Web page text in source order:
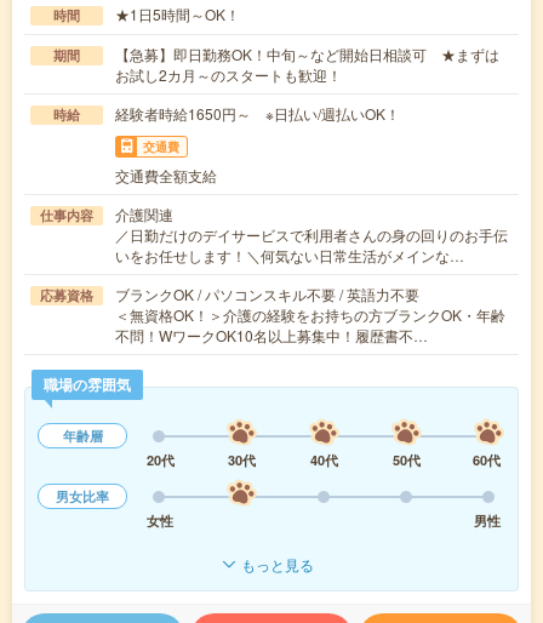
時間 ★1日5時間～OK！
期間
【急募】即日勤務OK！中旬～など開始日相談可 ★まずは
お試し2カ月～のスタートも歓迎！
時給 経験者時給1650円～ ※日払い/週払いOK！
交通費
交通費全額支給
仕事内容
介護関連
／日勤だけのデイサービスで利用者さんの身の回りのお手伝
いをお任せします！＼何気ない日常生活がメインな…
応募資格
ブランクOK / パソコンスキル不要 / 英語力不要
＜無資格OK！＞介護の経験をお持ちの方ブランクOK・年齢
不問！WワークOK10名以上募集中！履歴書不…
職場の雰囲気
年齢層
20代
30代 40代 50代
60代
男女比率
女性
男性
もっと見る